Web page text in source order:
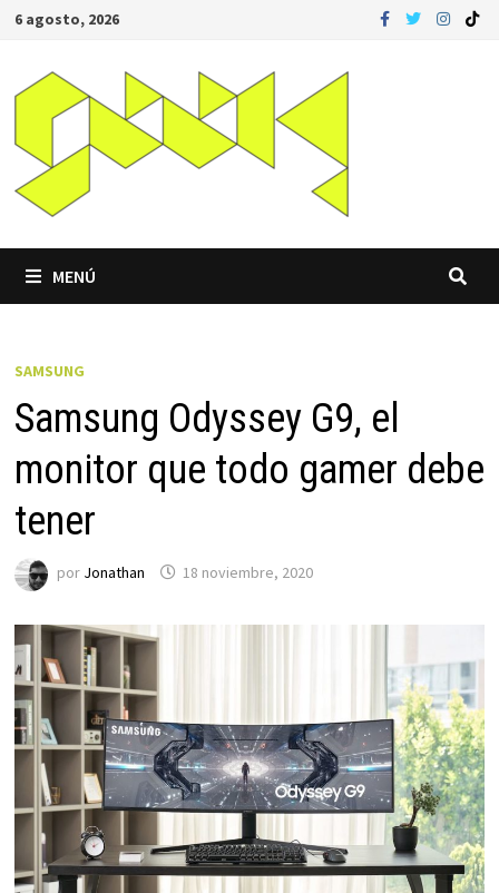
Saltar
contenido
6 agosto, 2026
MENÚ
SAMSUNG
Samsung Odyssey G9, el
monitor que todo gamer debe
tener
por Jonathan 18 noviembre, 2020